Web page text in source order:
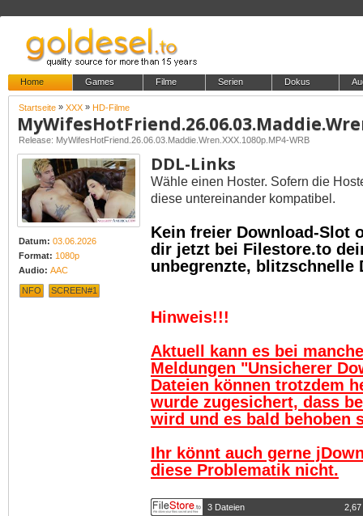
Home Games Filme Serien Dokus
Startseite » XXX » HD-Filme
Release: MyWifesHotFriend.26.06.03.Maddie.Wren.XXX.1080p.MP4-WRB
Datum: 03.06.2026
Format: 1080p
Audio: AAC
NFO SCREEN#1
DDL-Links
Wähle einen Hoster. Sofern die
diese untereinander kompatibel.
Kein freier Download-Slot
dir jetzt bei Filestore.to
unbegrenzte, blitzschnelle
Hinweis!!!
Aktuell kann es bei
Meldungen "Unsicherer
Dateien können trotzdem
wurde zugesichert, dass
wird und es bald behoben
Ihr könnt auch gerne
diese Problematik nicht.
3 Dateien